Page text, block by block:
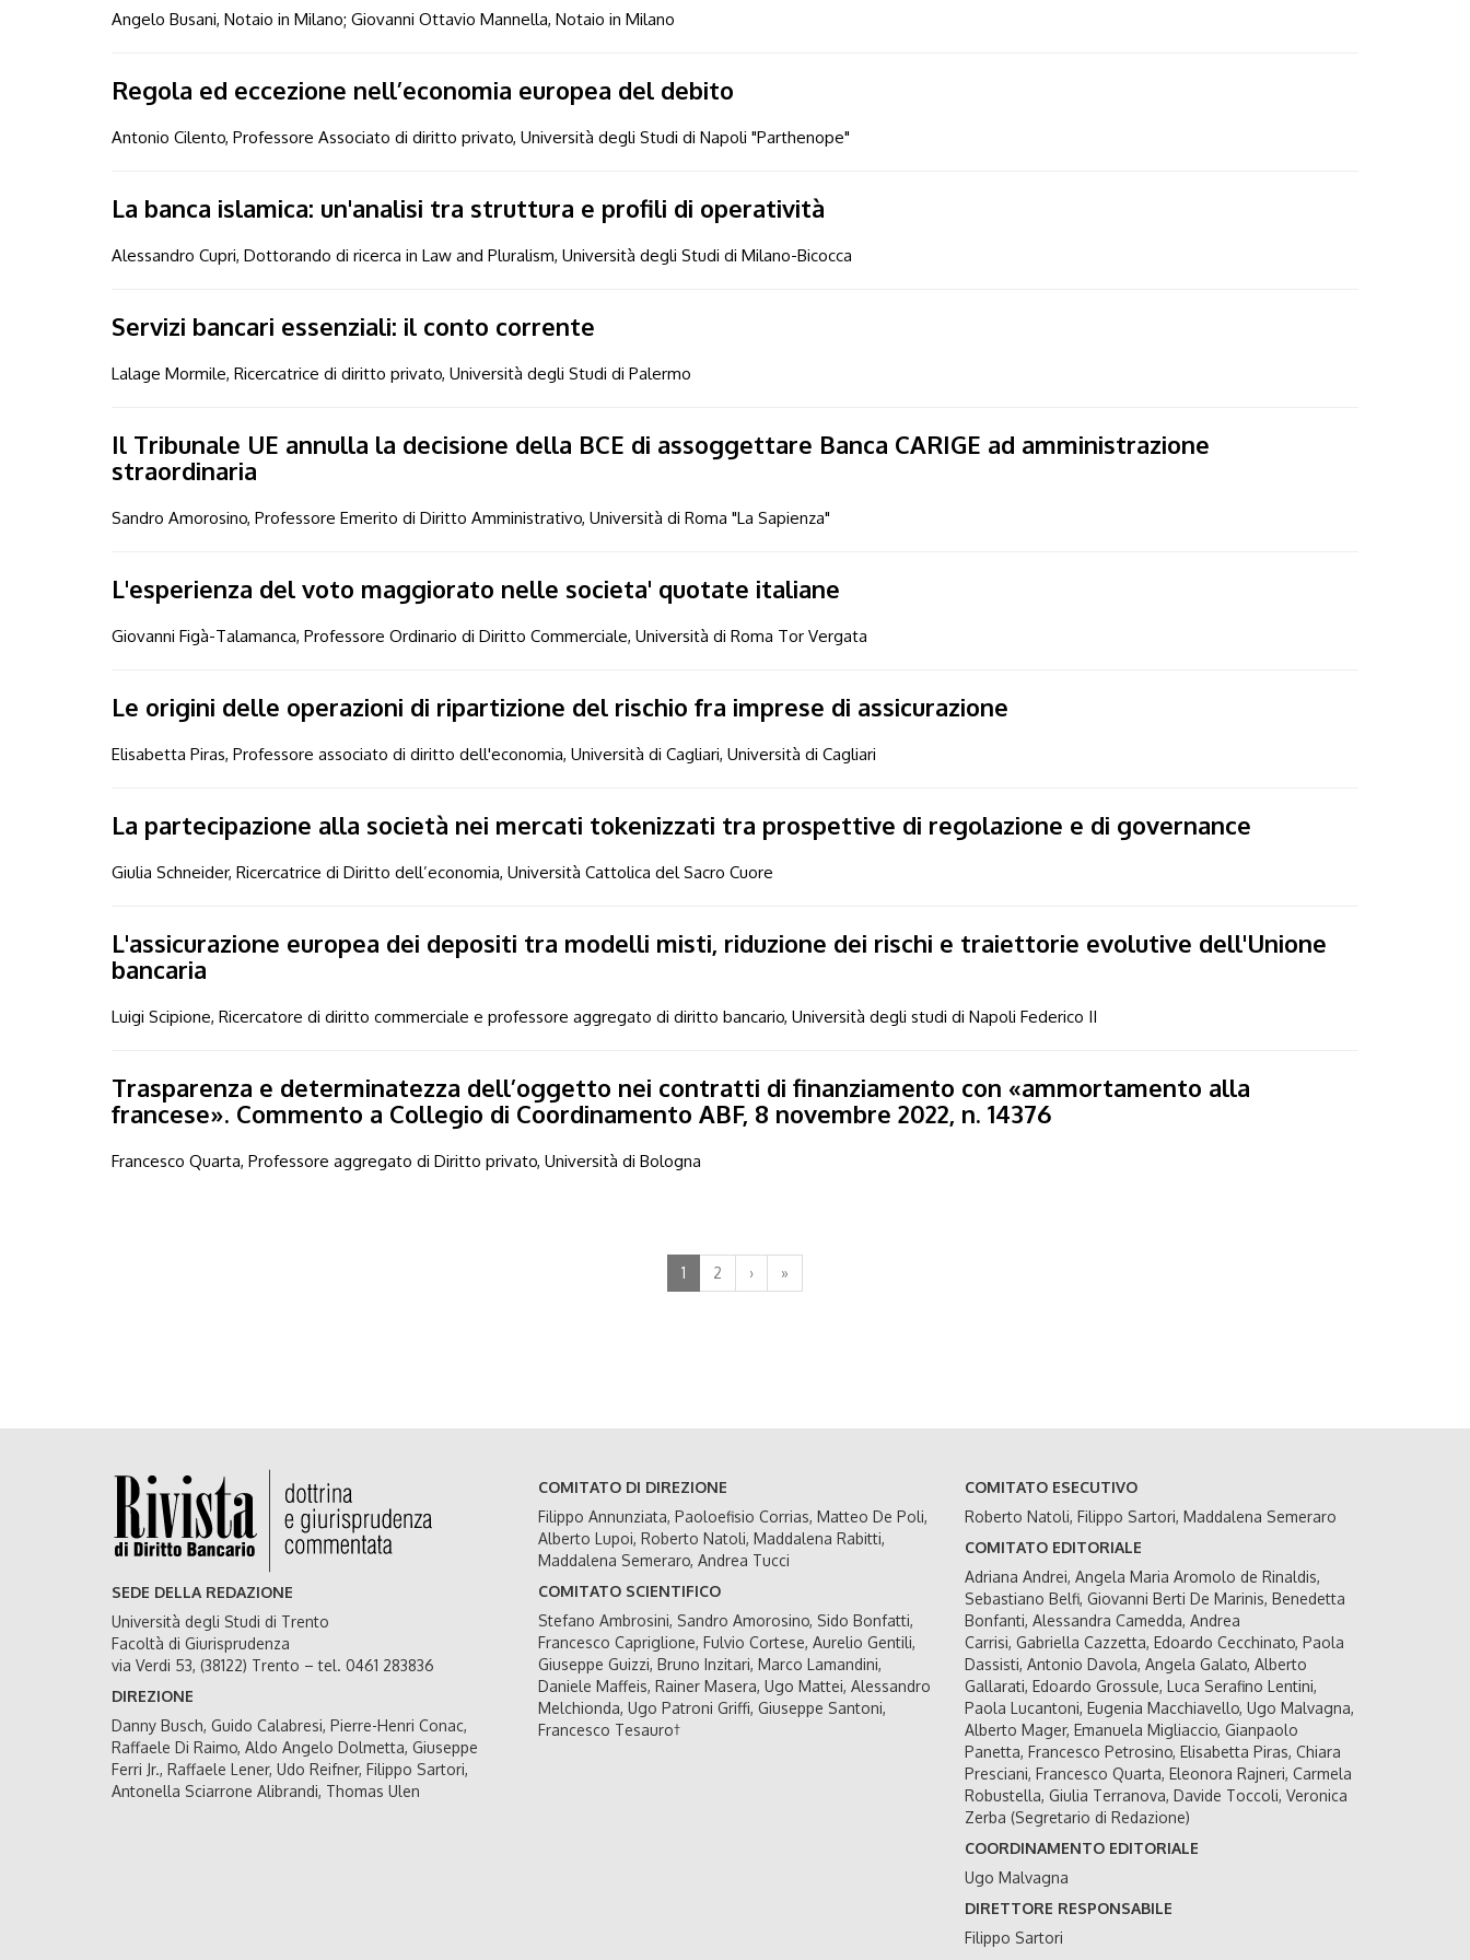
Angelo Busani, Notaio in Milano; Giovanni Ottavio Mannella, Notaio in Milano
Regola ed eccezione nell’economia europea del debito
Antonio Cilento, Professore Associato di diritto privato, Università degli Studi di Napoli "Parthenope"
La banca islamica: un'analisi tra struttura e profili di operatività
Alessandro Cupri, Dottorando di ricerca in Law and Pluralism, Università degli Studi di Milano-Bicocca
Servizi bancari essenziali: il conto corrente
Lalage Mormile, Ricercatrice di diritto privato, Università degli Studi di Palermo
Il Tribunale UE annulla la decisione della BCE di assoggettare Banca CARIGE ad amministrazione
straordinaria
Sandro Amorosino, Professore Emerito di Diritto Amministrativo, Università di Roma "La Sapienza"
L'esperienza del voto maggiorato nelle societa' quotate italiane
Giovanni Figà-Talamanca, Professore Ordinario di Diritto Commerciale, Università di Roma Tor Vergata
Le origini delle operazioni di ripartizione del rischio fra imprese di assicurazione
Elisabetta Piras, Professore associato di diritto dell'economia, Università di Cagliari, Università di Cagliari
La partecipazione alla società nei mercati tokenizzati tra prospettive di regolazione e di governance
Giulia Schneider, Ricercatrice di Diritto dell’economia, Università Cattolica del Sacro Cuore
L'assicurazione europea dei depositi tra modelli misti, riduzione dei rischi e traiettorie evolutive dell'Unione
bancaria
Luigi Scipione, Ricercatore di diritto commerciale e professore aggregato di diritto bancario, Università degli studi di Napoli Federico II
Trasparenza e determinatezza dell’oggetto nei contratti di finanziamento con «ammortamento alla
francese». Commento a Collegio di Coordinamento ABF, 8 novembre 2022, n. 14376
Francesco Quarta, Professore aggregato di Diritto privato, Università di Bologna
1 2 › »
SEDE DELLA REDAZIONE
Università degli Studi di Trento
Facoltà di Giurisprudenza
via Verdi 53, (38122) Trento – tel. 0461 283836
DIREZIONE
Danny Busch, Guido Calabresi, Pierre-Henri Conac,
Raffaele Di Raimo, Aldo Angelo Dolmetta, Giuseppe
Ferri Jr., Raffaele Lener, Udo Reifner, Filippo Sartori,
Antonella Sciarrone Alibrandi, Thomas Ulen
COMITATO DI DIREZIONE
Filippo Annunziata, Paoloefisio Corrias, Matteo De Poli,
Alberto Lupoi, Roberto Natoli, Maddalena Rabitti,
Maddalena Semeraro, Andrea Tucci
COMITATO SCIENTIFICO
Stefano Ambrosini, Sandro Amorosino, Sido Bonfatti,
Francesco Capriglione, Fulvio Cortese, Aurelio Gentili,
Giuseppe Guizzi, Bruno Inzitari, Marco Lamandini,
Daniele Maffeis, Rainer Masera, Ugo Mattei, Alessandro
Melchionda, Ugo Patroni Griffi, Giuseppe Santoni,
Francesco Tesauro†
COMITATO ESECUTIVO
Roberto Natoli, Filippo Sartori, Maddalena Semeraro
COMITATO EDITORIALE
Adriana Andrei, Angela Maria Aromolo de Rinaldis,
Sebastiano Belfi, Giovanni Berti De Marinis, Benedetta
Bonfanti, Alessandra Camedda, Andrea
Carrisi, Gabriella Cazzetta, Edoardo Cecchinato, Paola
Dassisti, Antonio Davola, Angela Galato, Alberto
Gallarati, Edoardo Grossule, Luca Serafino Lentini,
Paola Lucantoni, Eugenia Macchiavello, Ugo Malvagna,
Alberto Mager, Emanuela Migliaccio, Gianpaolo
Panetta, Francesco Petrosino, Elisabetta Piras, Chiara
Presciani, Francesco Quarta, Eleonora Rajneri, Carmela
Robustella, Giulia Terranova, Davide Toccoli, Veronica
Zerba (Segretario di Redazione)
COORDINAMENTO EDITORIALE
Ugo Malvagna
DIRETTORE RESPONSABILE
Filippo Sartori